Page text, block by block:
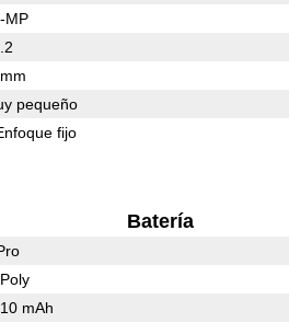
MP
pequeño
fijo
Batería
mAh